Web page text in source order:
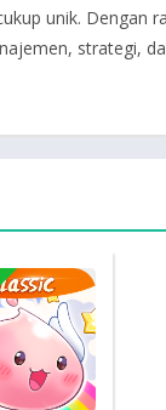
unik. Dengan
strategi,